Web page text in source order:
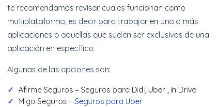
te recomendamos revisar cuales funcionan como
multiplataforma, es decir para trabajar en una o más
aplicaciones o aquellas que suelen ser exclusivas de una
aplicación en específico.
Algunas de las opciones son:
Afirme Seguros – Seguros para Didi, Uber , in Drive
Migo Seguros – Seguros para Uber